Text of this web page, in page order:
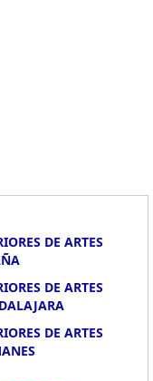
DE ARTES
DE ARTES
DE ARTES